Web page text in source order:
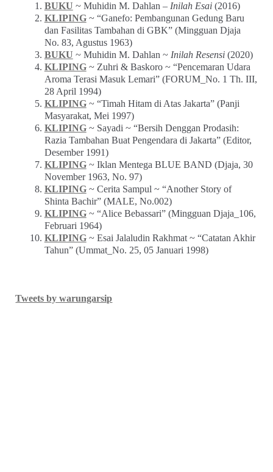
BUKU ~ Muhidin M. Dahlan – Inilah Esai(2016)
KLIPING~ “Ganefo: Pembangunan Gedung Baru
dan Fasilitas Tambahan di GBK” (Mingguan Djaja
No. 83, Agustus 1963)
BUKU ~ Muhidin M. Dahlan ~ Inilah Resensi(2020)
KLIPING~ Zuhri & Baskoro ~ “Pencemaran Udara
Aroma Terasi Masuk Lemari” (FORUM_No. 1 Th. III,
28 April 1994)
KLIPING~ “Timah Hitam di Atas Jakarta” (Panji
Masyarakat, Mei 1997)
KLIPING~ Sayadi ~ “Bersih Denggan Prodasih:
Razia Tambahan Buat Pengendara di Jakarta” (Editor,
Desember 1991)
KLIPING~ Iklan Mentega BLUE BAND (Djaja, 30
November 1963, No. 97)
KLIPING~ Cerita Sampul ~ “Another Story of
Shinta Bachir” (MALE, No.002)
KLIPING~ “Alice Bebassari” (Mingguan Djaja_106,
Februari 1964)
KLIPING~ Esai Jalaludin Rakhmat ~ “Catatan Akhir
Tahun” (Ummat_No. 25, 05 Januari 1998)
Tweets by warungarsip